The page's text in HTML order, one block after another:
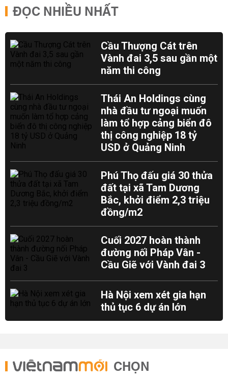
ĐỌC NHIỀU NHẤT
Cầu Thượng Cát trên
Vành đai 3,5 sau gần một
năm thi công
Thái An Holdings cùng
nhà đầu tư ngoại muốn
làm tổ hợp cảng biển đô
thị công nghiệp 18 tỷ
USD ở Quảng Ninh
Phú Thọ đấu giá 30 thửa
đất tại xã Tam Dương
Bắc, khởi điểm 2,3 triệu
đồng/m2
Cuối 2027 hoàn thành
đường nối Pháp Vân -
Cầu Giẽ với Vành đai 3
Hà Nội xem xét gia hạn
thủ tục 6 dự án lớn
CHỌN